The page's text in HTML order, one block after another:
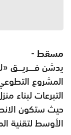
مسقط -
يدشن فــــريـــق
المشروع
التبرعات لبناء
حيث ستكون
الأوسط لتقنية